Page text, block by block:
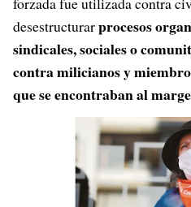
desestructurarprocesos
sindicales, sociales o
contra milicianos y
que se encontraban al